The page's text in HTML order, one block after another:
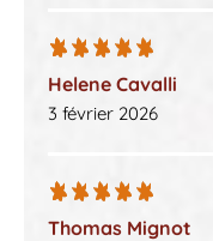
Helene Cavalli
3 février 2026
Thomas Mignot